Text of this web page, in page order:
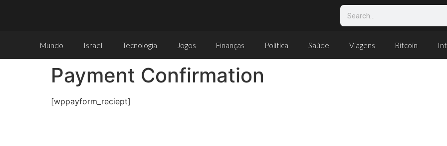
Mundo Israel Tecnologia Jogos Finanças Política Saúde Viagens Bitcoin
Payment Confirmation
[wppayform_reciept]